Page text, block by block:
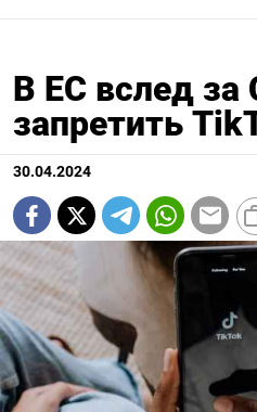
В ЕС вслед
запретить
30.04.2024